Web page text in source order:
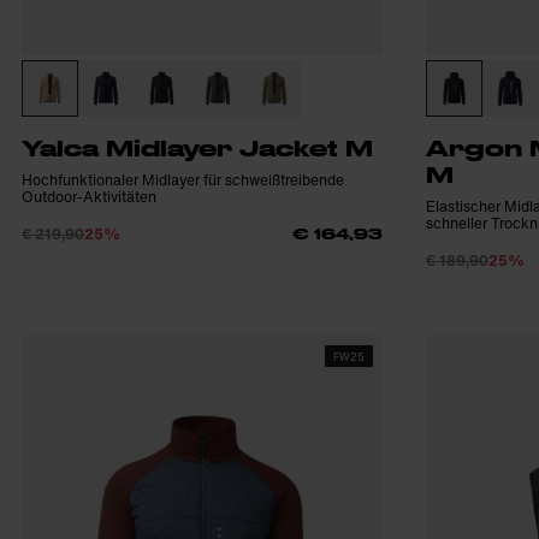
Yalca Midlayer Jacket M
Hochfunktionaler Midlayer für schweißtreibende
Outdoor-Aktivitäten
€ 219,9025% € 164,93
Argon
M
Elastischer
schneller
€ 189,9025%
FW25